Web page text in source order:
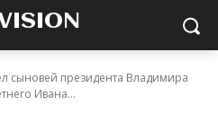
сыновей президента Владимира
Ивана...